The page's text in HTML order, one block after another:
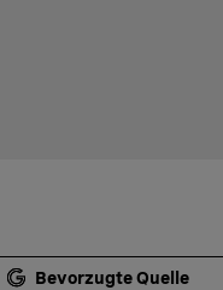
Bevorzugte Quelle